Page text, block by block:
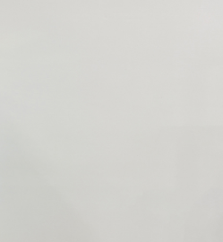
syarikat ini untuk membayar bil
pembayaran menggunakan
akan memberikan maklumat peribadi
alamat) kepada Taiwan Mobile untuk
penggunaan, untuk pengesahan,
diperlukan untuk bil ansuran oleh
pengguna secara lengkap melalui